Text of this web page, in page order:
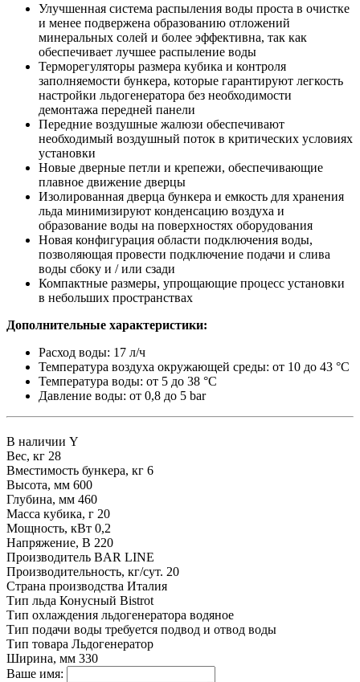
Улучшенная система распыления воды проста в очистке
и менее подвержена образованию отложений
минеральных солей и более эффективна, так как
обеспечивает лучшее распыление воды
Терморегуляторы размера кубика и контроля
заполняемости бункера, которые гарантируют легкость
настройки льдогенератора без необходимости
демонтажа передней панели
Передние воздушные жалюзи обеспечивают
необходимый воздушный поток в критических условиях
установки
Новые дверные петли и крепежи, обеспечивающие
плавное движение дверцы
Изолированная дверца бункера и емкость для хранения
льда минимизируют конденсацию воздуха и
образование воды на поверхностях оборудования
Новая конфигурация области подключения воды,
позволяющая провести подключение подачи и слива
воды сбоку и / или сзади
Компактные размеры, упрощающие процесс установки
в небольших пространствах
Дополнительные характеристики:
Расход воды: 17 л/ч
Температура воздуха окружающей среды: от 10 до 43 °C
Температура воды: от 5 до 38 °C
Давление воды: от 0,8 до 5 bar
В наличии Y
Вес, кг 28
Вместимость бункера, кг 6
Высота, мм 600
Глубина, мм 460
Масса кубика, г 20
Мощность, кВт 0,2
Напряжение, В 220
Производитель BAR LINE
Производительность, кг/сут. 20
Страна производства Италия
Тип льда Конусный Bistrot
Тип охлаждения льдогенератора водяное
Тип подачи воды требуется подвод и отвод воды
Тип товара Льдогенератор
Ширина, мм 330
Ваше имя: